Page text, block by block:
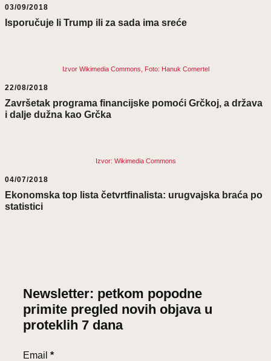
03/09/2018
Isporučuje li Trump ili za sada ima sreće
Izvor Wikimedia Commons, Foto: Hanuk Comertel
22/08/2018
Završetak programa financijske pomoći Grčkoj, a država
i dalje dužna kao Grčka
Izvor: Wikimedia Commons
04/07/2018
Ekonomska top lista četvrtfinalista: urugvajska braća po
statistici
Newsletter: petkom popodne
primite pregled novih objava u
proteklih 7 dana
Email *